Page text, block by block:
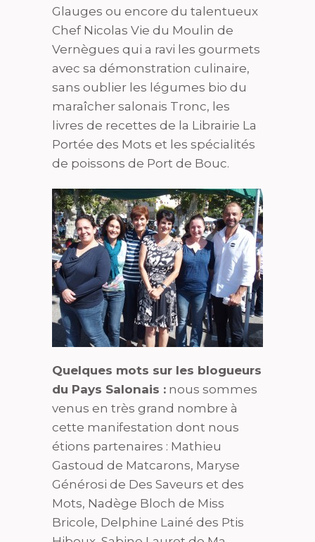
Glauges ou encore du talentueux
Chef Nicolas Vie du Moulin de
Vernègues qui a ravi les gourmets
avec sa démonstration culinaire,
sans oublier les légumes bio du
maraîcher salonais Tronc, les
livres de recettes de la Librairie La
Portée des Mots et les spécialités
de poissons de Port de Bouc.
Quelques mots sur les blogueurs
du Pays Salonais : nous sommes
venus en très grand nombre à
cette manifestation dont nous
étions partenaires : Mathieu
Gastoud de Matcarons, Maryse
Générosi de Des Saveurs et des
Mots, Nadège Bloch de Miss
Bricole, Delphine Lainé des Ptis